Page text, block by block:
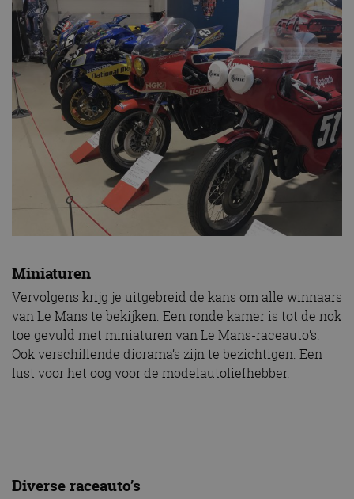
Miniaturen
Vervolgens krijg je uitgebreid de kans om alle winnaars
van Le Mans te bekijken. Een ronde kamer is tot de nok
toe gevuld met miniaturen van Le Mans-raceauto’s.
Ook verschillende diorama’s zijn te bezichtigen. Een
lust voor het oog voor de modelautoliefhebber.
Diverse raceauto’s